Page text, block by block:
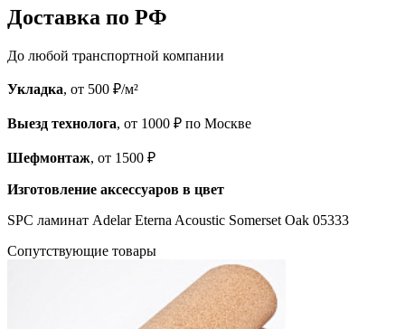
Доставка по РФ
До любой транспортной компании
Укладка, от 500 ₽/м²
Выезд технолога, от 1000 ₽ по Москве
Шефмонтаж, от 1500 ₽
Изготовление аксессуаров в цвет
SPC ламинат Adelar Eterna Acoustic Somerset Oak 05333
Cопутствующие товары